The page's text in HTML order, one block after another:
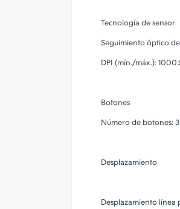
Tecnología de sensor
Seguimiento óptico
DPI (mín./máx.):
Botones
Número de botones:
Desplazamiento
Desplazamiento línea